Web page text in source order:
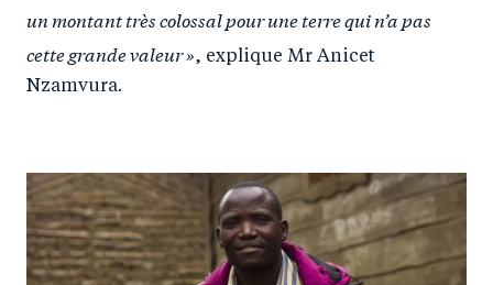
un montant très colossal pour une terre qui n’a pas
cette grande valeur », explique Mr Anicet
Nzamvura.